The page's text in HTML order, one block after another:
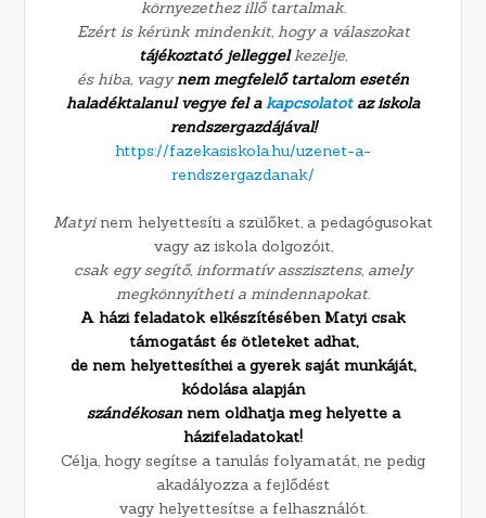
környezethez illő tartalmak.
Ezért is kérünk mindenkit, hogy a válaszokat
tájékoztató jelleggelkezelje,
és hiba, vagynem megfelelő tartalom esetén
haladéktalanul vegye fel akapcsolatotaz iskola
rendszergazdájával!
https://fazekasiskola.hu/uzenet-a-
rendszergazdanak/
Matyinem helyettesíti a szülőket, a pedagógusokat
vagy az iskola dolgozóit,
csak egy segítő, informatív asszisztens, amely
megkönnyítheti a mindennapokat.
A házi feladatok elkészítésében Matyi csak
támogatást és ötleteket adhat,
de nem helyettesíthei a gyerek saját munkáját,
kódolása alapján
szándékosannem oldhatja meg helyette a
házifeladatokat!
Célja, hogy segítse a tanulás folyamatát, ne pedig
akadályozza a fejlődést
vagy helyettesítse a felhasználót.